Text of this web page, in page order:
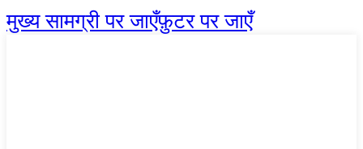
मुख्य सामग्री पर जाएँफ़ुटर पर जाएँ